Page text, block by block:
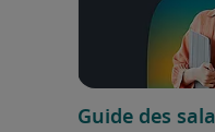
Guide des